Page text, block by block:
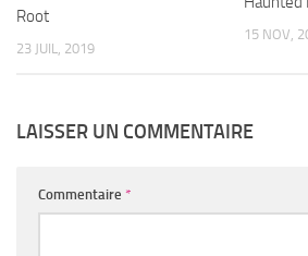
Root
23 JUIL, 2019
15 NOV,
LAISSER UN COMMENTAIRE
Commentaire *